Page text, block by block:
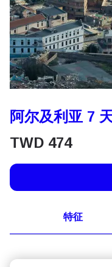
阿尔及利亚 7
TWD 474
特征